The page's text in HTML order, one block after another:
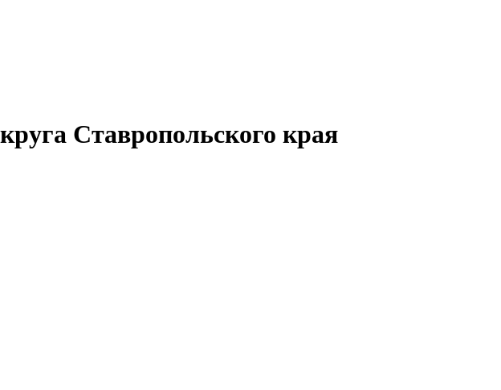
Ставропольского края